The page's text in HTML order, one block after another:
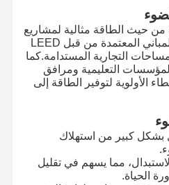
من حيث الطاقة مثالية لمشاريع
البناء الأخضر، بما في ذلك المباني المعتمدة من قبل LEED
التجارية المستدامة.كما
التعليمية ومرافق
الأولوية لتوفير الطاقة إلى
بشكل كبير من استهلاك
مما يسهم في تقليل
الحياة.